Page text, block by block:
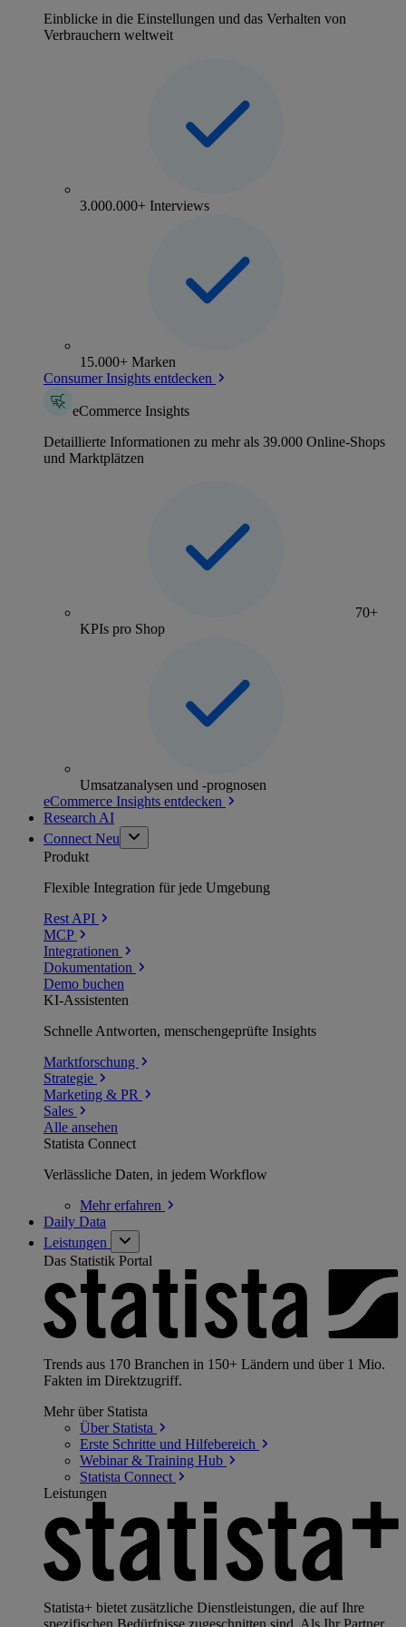
Einblicke in die Einstellungen und das Verhalten von
Verbrauchern weltweit
3.000.000+ Interviews
15.000+ Marken
Consumer Insights entdecken
eCommerce Insights
Detaillierte Informationen zu mehr als 39.000 Online-Shops
und Marktplätzen
70+
KPIs pro Shop
Umsatzanalysen und -prognosen
eCommerce Insights entdecken
Research AI
Connect Neu
Produkt
Flexible Integration für jede Umgebung
Rest API
MCP
Integrationen
Dokumentation
Demo buchen
KI-Assistenten
Schnelle Antworten, menschengeprüfte Insights
Marktforschung
Strategie
Marketing & PR
Sales
Alle ansehen
Statista Connect
Verlässliche Daten, in jedem Workflow
Mehrerfahren
Daily Data
Leistungen
Das Statistik Portal
Trends aus 170 Branchen in 150+ Ländern und über 1 Mio.
Fakten im Direktzugriff.
Mehr über Statista
Über Statista
Erste Schritte und Hilfebereich
Webinar & Training Hub
Statista Connect
Leistungen
Statista+ bietet zusätzliche Dienstleistungen, die auf Ihre
spezifischen Bedürfnisse zugeschnitten sind. Als Ihr Partner